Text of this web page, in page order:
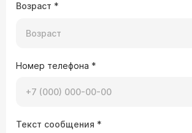
Возраст *
Номер телефона *
Текст сообщения *